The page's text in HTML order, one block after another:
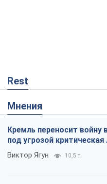
Rest
Мнения
Кремль переносит войну
под угрозой критическая
Виктор Ягун 10,5 т.